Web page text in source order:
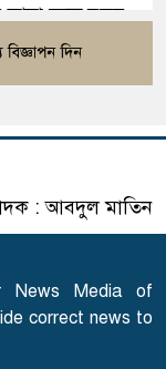
আনা হচ্ছে নতুন
প্রকাশ
ফল প্রকাশের
উপসর্গ নিয়ে
: আবদুল মাতিন
News Media of
correct news to